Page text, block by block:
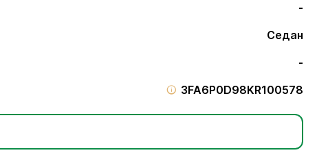
-
Седан
-
3FA6P0D98KR100578